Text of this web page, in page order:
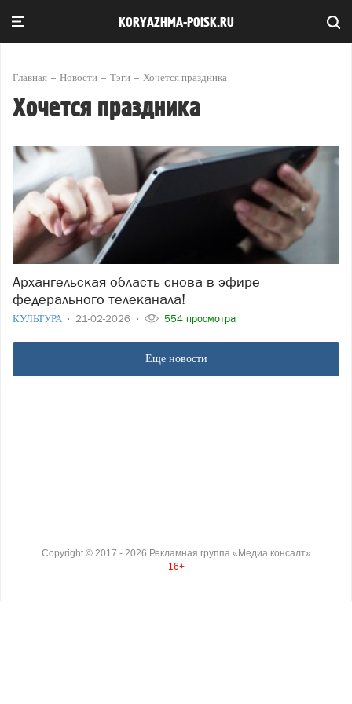
KORYAZHMA-POISK.RU
Главная Новости Тэги Хочется праздника
Хочется праздника
Архангельская область снова в эфире
федерального телеканала!
КУЛЬТУРА 21-02-2026 554 просмотра
Еще новости
Copyright © 2017 - 2026 Рекламная группа «Медиа консалт»
16+